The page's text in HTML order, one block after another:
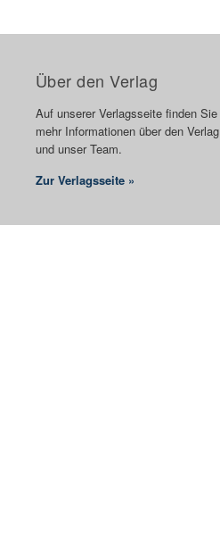
Über den Verlag
Auf unserer Verlagsseite finden Sie
mehr Informationen über den Verlag
und unser Team.
Zur Verlagsseite »